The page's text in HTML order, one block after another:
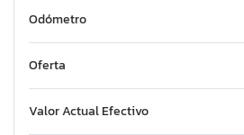
Wagons
Odómetro
Oferta
Valor Actual Efectivo